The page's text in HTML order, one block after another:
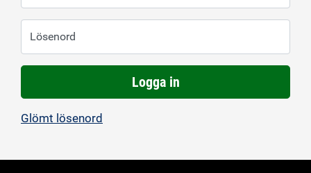
Lösenord
Logga in
Glömt lösenord